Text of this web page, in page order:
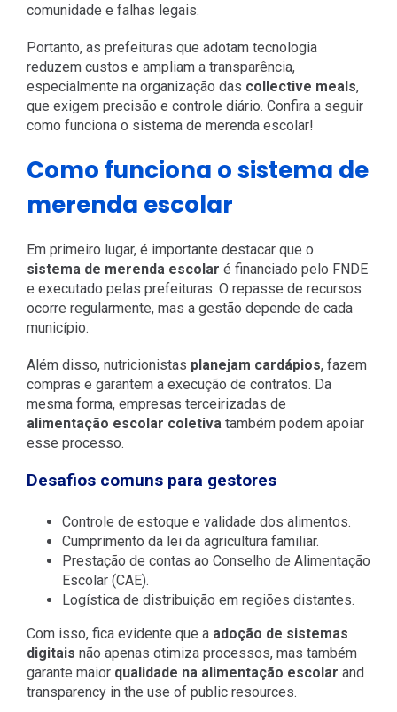
comunidade e falhas legais.
Portanto, as prefeituras que adotam tecnologia
reduzem custos e ampliam a transparência,
especialmente na organização das collective meals,
que exigem precisão e controle diário. Confira a seguir
como funciona o sistema de merenda escolar!
Como funciona o sistema de
merenda escolar
Em primeiro lugar, é importante destacar que o
sistema de merenda escolar é financiado pelo FNDE
e executado pelas prefeituras. O repasse de recursos
ocorre regularmente, mas a gestão depende de cada
município.
Além disso, nutricionistas planejam cardápios, fazem
compras e garantem a execução de contratos. Da
mesma forma, empresas terceirizadas de
alimentação escolar coletiva também podem apoiar
esse processo.
Desafios comuns para gestores
Controle de estoque e validade dos alimentos.
Cumprimento da lei da agricultura familiar.
Prestação de contas ao Conselho de Alimentação
Escolar (CAE).
Logística de distribuição em regiões distantes.
Com isso, fica evidente que a adoção de sistemas
digitais não apenas otimiza processos, mas também
garante maior qualidade na alimentação escolar and
transparency in the use of public resources.